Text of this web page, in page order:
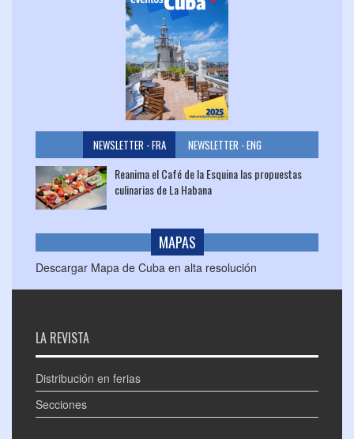
NEWSLETTER - FRA NEWSLETTER - ENG
Reanima el Café de la Esquina las propuestas
culinarias de La Habana
MAPAS
Descargar Mapa de Cuba en alta resolución
LA REVISTA
Distribución en ferias
Secciones